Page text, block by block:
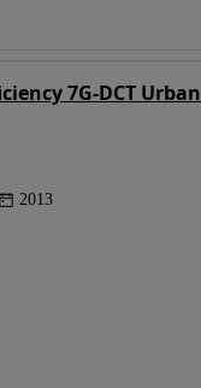
7G-DCT Urban
2013